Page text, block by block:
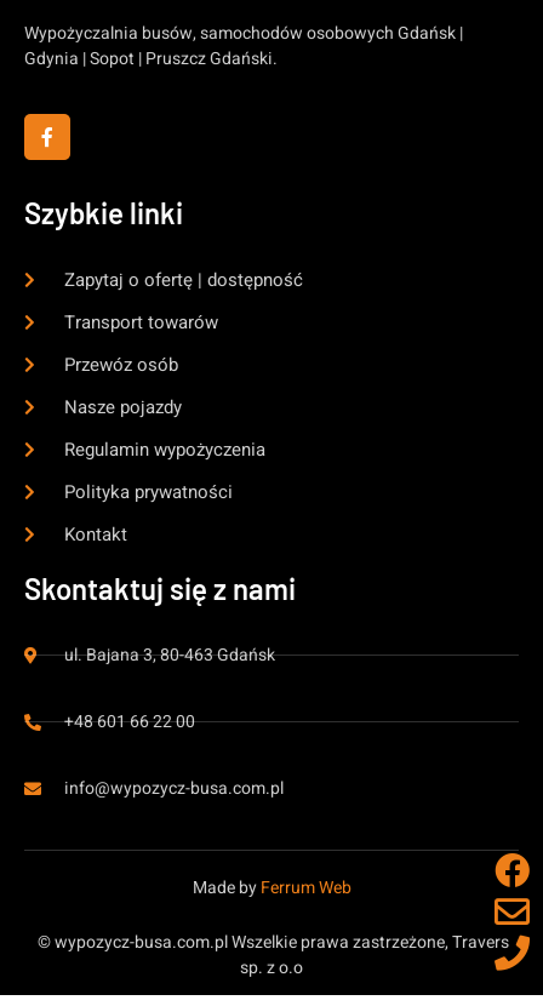
Wypożyczalnia busów, samochodów osobowych Gdańsk |
Gdynia | Sopot | Pruszcz Gdański.
Szybkie linki
Zapytaj o ofertę | dostępność
Transport towarów
Przewóz osób
Nasze pojazdy
Regulamin wypożyczenia
Polityka prywatności
Kontakt
Skontaktuj się z nami
ul. Bajana 3, 80-463 Gdańsk
+48 601 66 22 00
info@wypozycz-busa.com.pl
Made byFerrum Web
© wypozycz-busa.com.pl Wszelkie prawa zastrzeżone, Travers
sp. z o.o